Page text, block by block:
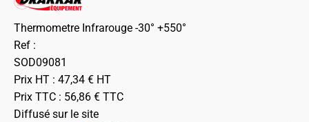
Thermometre Infrarouge -30° +550°
Ref :
SOD09081
Prix HT : 47,34 € HT
Prix TTC : 56,86 € TTC
Diffusé sur le site